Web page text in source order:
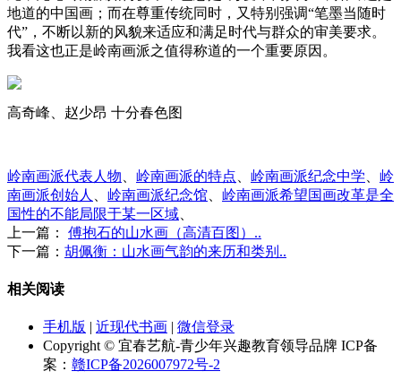
地道的中国画；而在尊重传统同时，又特别强调“笔墨当随时
代”，不断以新的风貌来适应和满足时代与群众的审美要求。
我看这也正是岭南画派之值得称道的一个重要原因。
高奇峰、赵少昂 十分春色图
岭南画派代表人物 岭南画派的特点 岭南画派纪念中学
岭
南画派创始人
岭南画派纪念馆
岭南画派希望国画改革是全
国性的不能局限于某一区域
上一篇：
傅抱石的山水画（高清百图）..
下一篇： 胡佩衡：山水画气韵的来历和类别..
相关阅读
手机版 | 近现代书画 | 微信登录
Copyright © 宜春艺航-青少年兴趣教育领导品牌 ICP备
案： 赣ICP备2026007972号-2